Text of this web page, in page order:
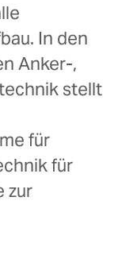
In den
Anker-,
stellt
für
für
zur